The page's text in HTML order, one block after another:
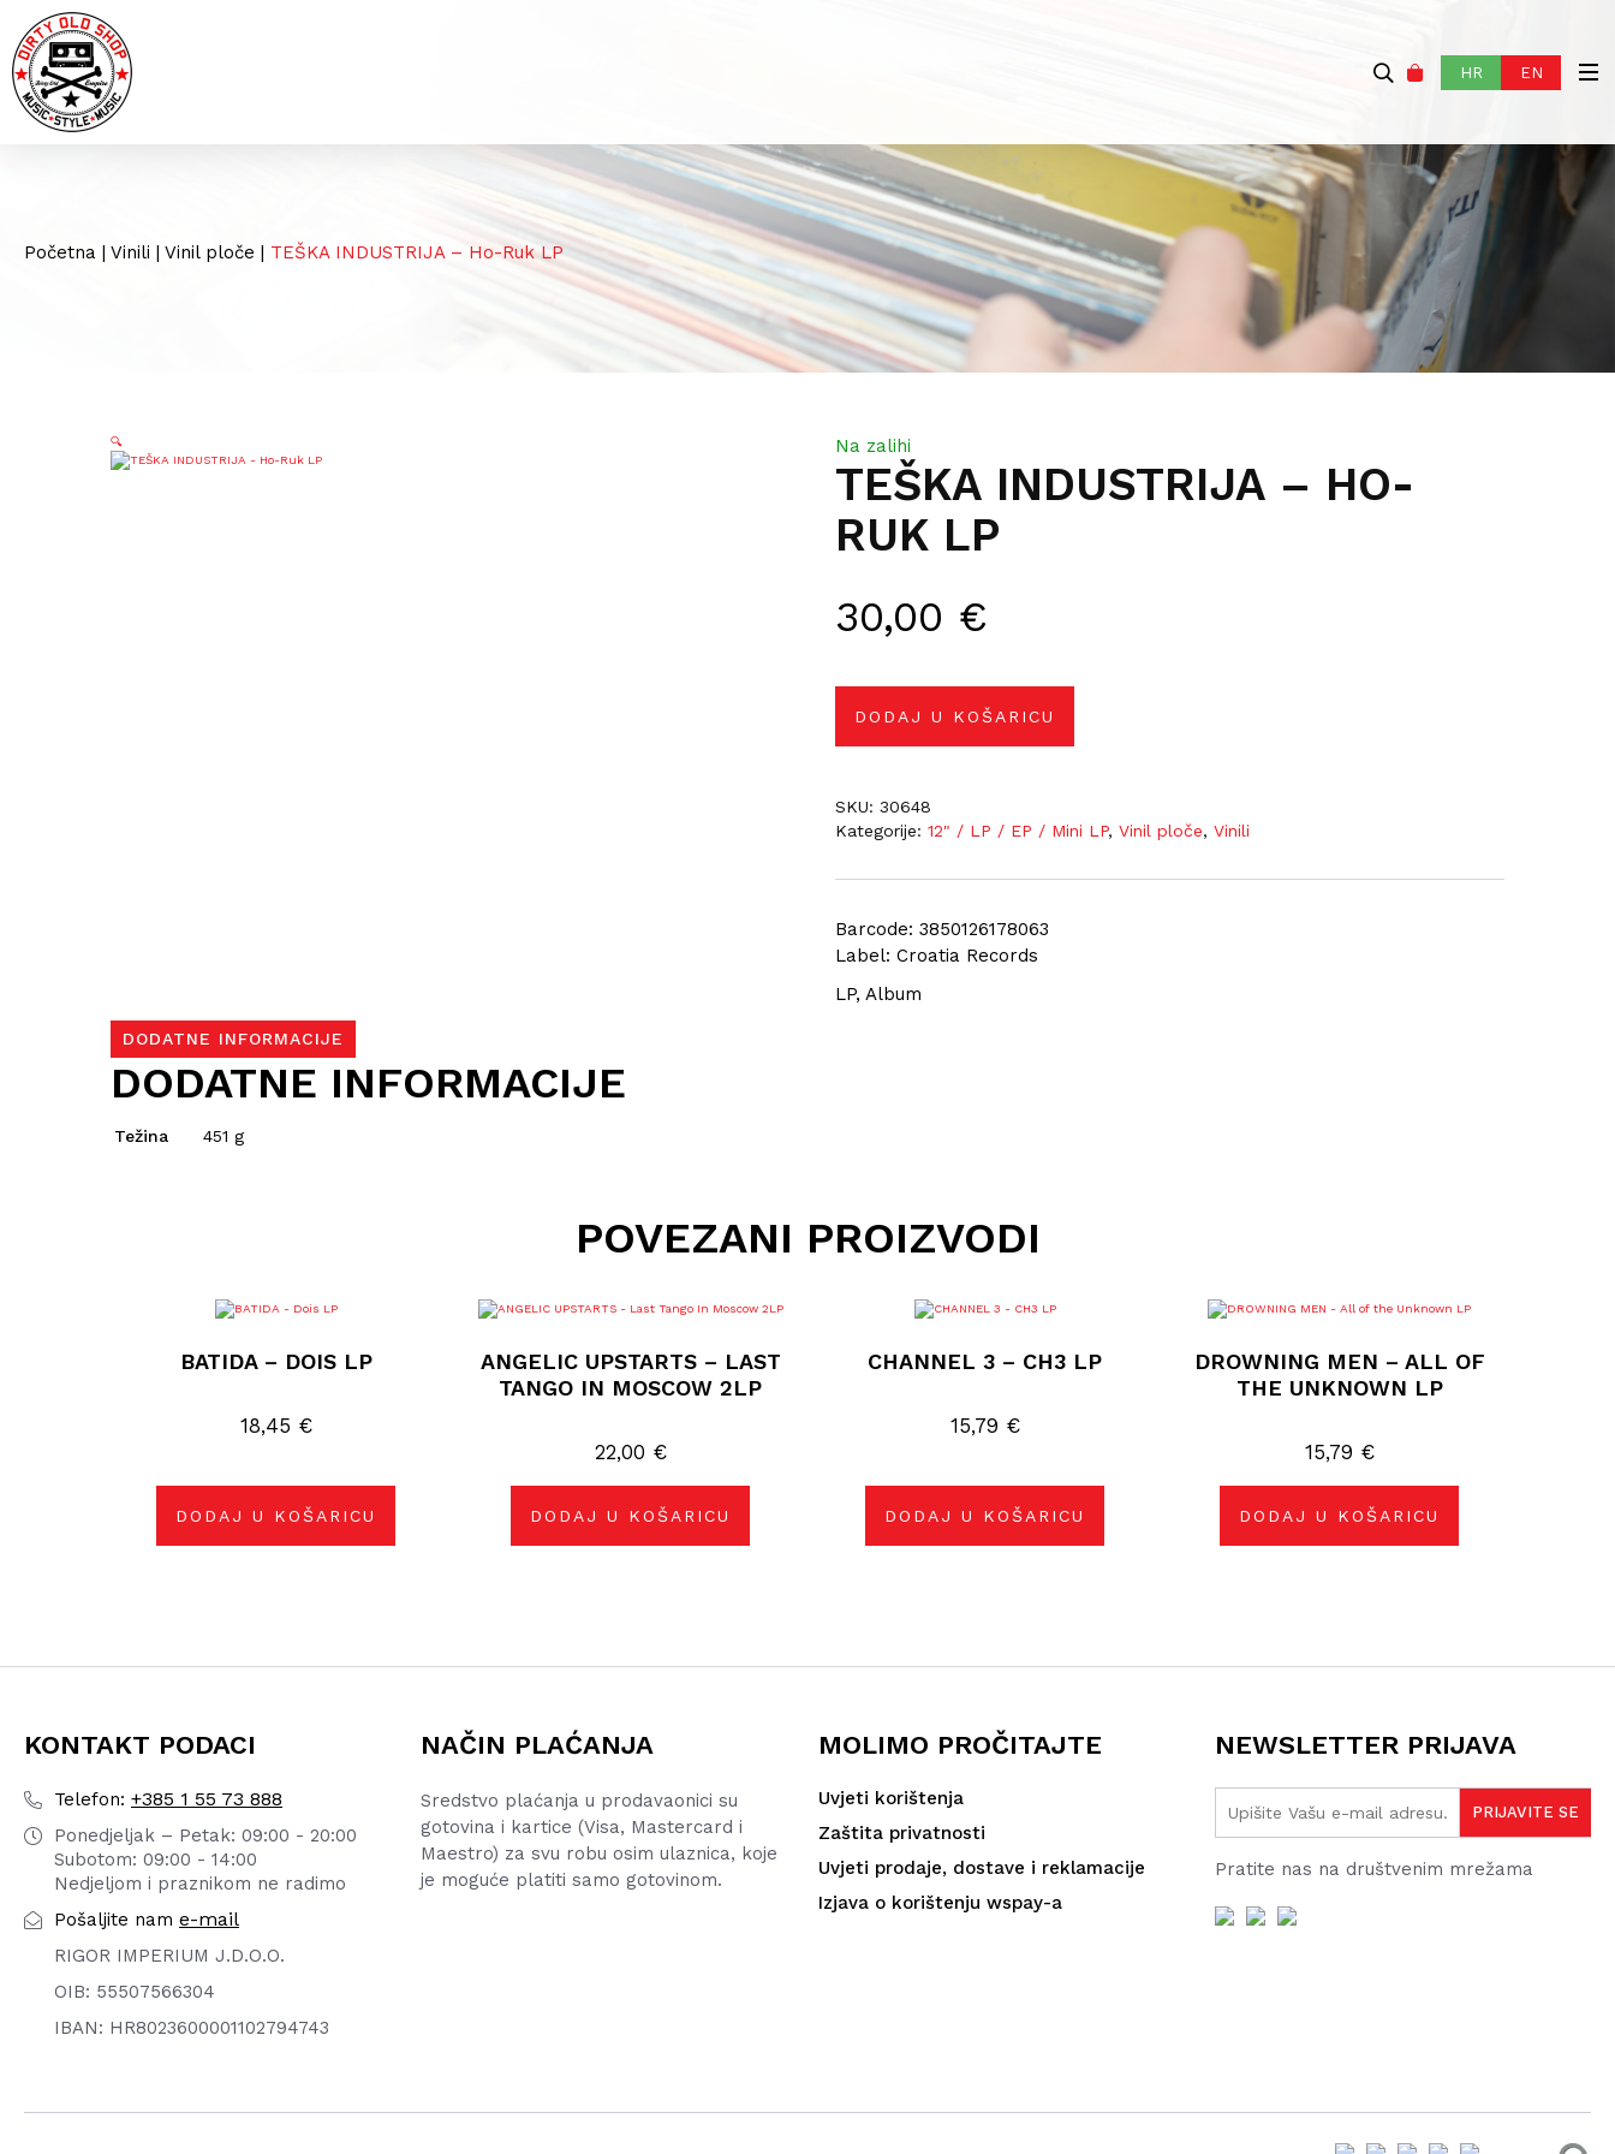
HR EN
Početna | Vinili | Vinil ploče | TEŠKA INDUSTRIJA – Ho-Ruk LP
🔍
TEŠKA INDUSTRIJA – HO-
RUK LP
30,00 €
Barcode: 3850126178063
Label: Croatia Records
LP, Album
Na zalihi
DODAJ U KOŠARICU
SKU:30648
Kategorije:12" / LP / EP / Mini LP,Vinil ploče,Vinili
DODATNE INFORMACIJE
DODATNE INFORMACIJE
Težina 451 g
POVEZANI PROIZVODI
BATIDA – DOIS LP
18,45 €
DODAJ U KOŠARICU
ANGELIC UPSTARTS – LAST
TANGO IN MOSCOW 2LP
22,00 €
DODAJ U KOŠARICU
CHANNEL 3 – CH3 LP
15,79 €
DODAJ U KOŠARICU
DROWNING MEN – ALL OF
THE UNKNOWN LP
15,79 €
DODAJ U KOŠARICU
KONTAKT PODACI
Telefon: +385 1 55 73 888
Ponedjeljak – Petak: 09:00 - 20:00
Subotom: 09:00 - 14:00
Nedjeljom i praznikom ne radimo
Pošaljite nam e-mail
RIGOR IMPERIUM J.D.O.O.
OIB: 55507566304
IBAN: HR8023600001102794743
NAČIN PLAĆANJA
Sredstvo plaćanja u prodavaonici su
gotovina i kartice (Visa, Mastercard i
Maestro) za svu robu osim ulaznica, koje
je moguće platiti samo gotovinom.
MOLIMO PROČITAJTE
Uvjeti korištenja
Zaštita privatnosti
Uvjeti prodaje, dostave i reklamacije
Izjava o korištenju wspay-a
NEWSLETTER PRIJAVA
Pratite nas na društvenim mrežama